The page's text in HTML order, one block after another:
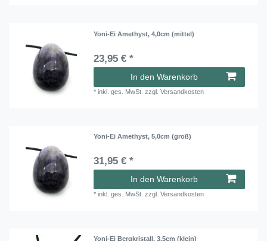
Yoni-Ei Amethyst, 4,0cm (mittel)
23,95 € *
In den Warenkorb
*inkl. ges. MwSt. zzgl.Versandkosten
Yoni-Ei Amethyst, 5,0cm (groß)
31,95 € *
In den Warenkorb
*inkl. ges. MwSt. zzgl.Versandkosten
Yoni-Ei Bergkristall, 3,5cm (klein)